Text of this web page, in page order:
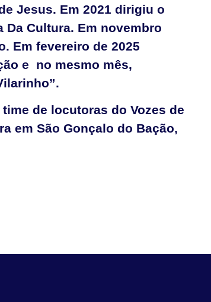
Jesus. Em 2021 dirigiu o
Cultura. Em novembro
Em fevereiro de 2025
e no mesmo mês,
de locutoras do Vozes de
em São Gonçalo do Bação,